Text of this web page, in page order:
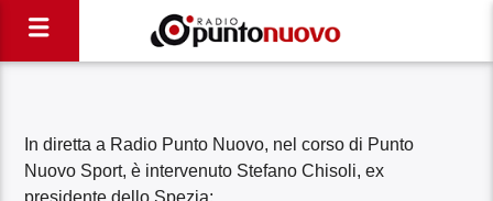
In diretta a Radio Punto Nuovo, nel corso di Punto
Nuovo Sport, è intervenuto Stefano Chisoli, ex
presidente dello Spezia: